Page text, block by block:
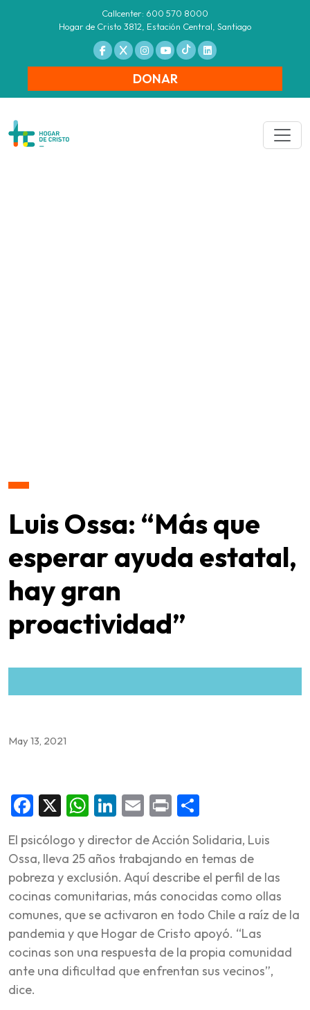
Callcenter: 600 570 8000
Hogar de Cristo 3812, Estación Central, Santiago
DONAR
Luis Ossa: “Más que
esperar ayuda estatal,
hay gran
proactividad”
May 13, 2021
Facebook
X WhatsApp
LinkedIn
Email
Print
El psicólogo y director de Acción Solidaria, Luis
Ossa, lleva 25 años trabajando en temas de
pobreza y exclusión. Aquí describe el perfil de las
cocinas comunitarias, más conocidas como ollas
comunes, que se activaron en todo Chile a raíz de la
pandemia y que Hogar de Cristo apoyó. “Las
cocinas son una respuesta de la propia comunidad
ante una dificultad que enfrentan sus vecinos”,
dice.